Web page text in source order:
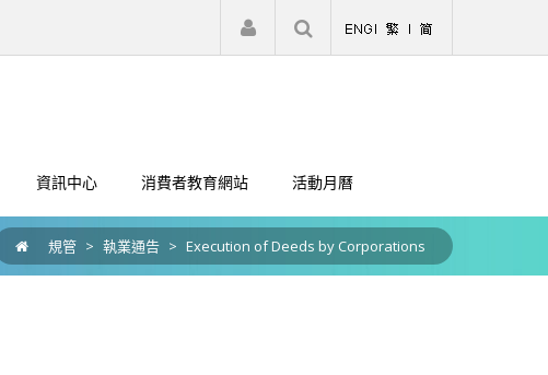
註冊 登入
資訊中心 消費者教育網站 活動月曆
規管 > 執業通告 > Execution of Deeds by Corporations